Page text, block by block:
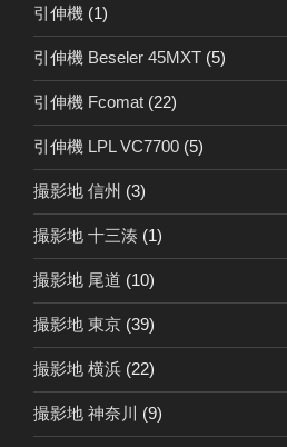
引伸機 (1)
引伸機 Beseler 45MXT (5)
引伸機 Fcomat (22)
引伸機 LPL VC7700 (5)
撮影地 信州 (3)
撮影地 十三湊 (1)
撮影地 尾道 (10)
撮影地 東京 (39)
撮影地 横浜 (22)
撮影地 神奈川 (9)